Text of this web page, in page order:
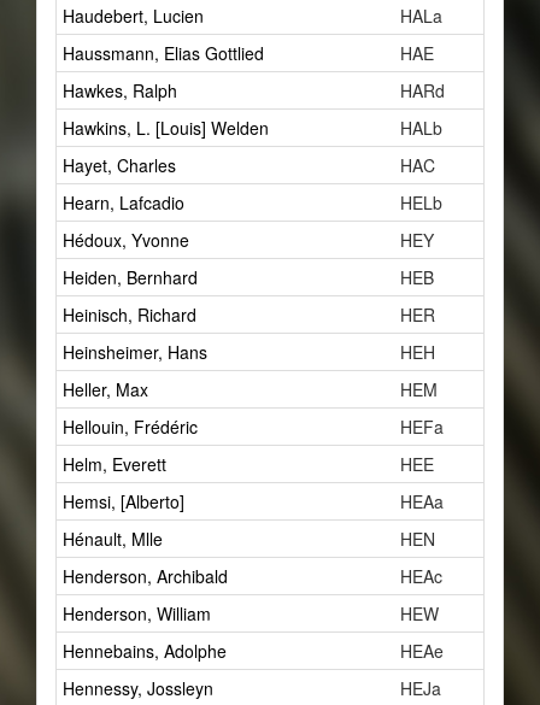
Haudebert, Lucien
HALa
Haussmann, Elias Gottlied
HAE
Hawkes, Ralph
HARd
Hawkins, L. [Louis] Welden
HALb
Hayet, Charles
HAC
Hearn, Lafcadio
HELb
Hédoux, Yvonne
HEY
Heiden, Bernhard
HEB
Heinisch, Richard
HER
Heinsheimer, Hans
HEH
Heller, Max
HEM
Hellouin, Frédéric
HEFa
Helm, Everett
HEE
Hemsi, [Alberto]
HEAa
Hénault, Mlle
HEN
Henderson, Archibald
HEAc
Henderson, William
HEW
Hennebains, Adolphe
HEAe
Hennessy, Jossleyn
HEJa